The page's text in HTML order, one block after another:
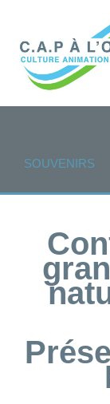
SOUVENIRS